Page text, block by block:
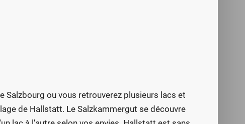
Salzbourg ou vous retrouverez plusieurs lacs et
de Hallstatt. Le Salzkammergut se découvre